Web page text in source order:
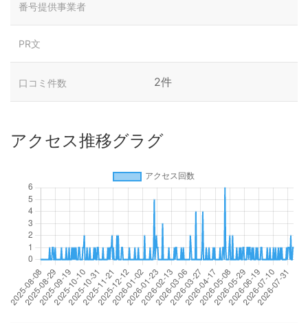
番号提供事業者
PR文
口コミ件数 2件
アクセス推移グラグ